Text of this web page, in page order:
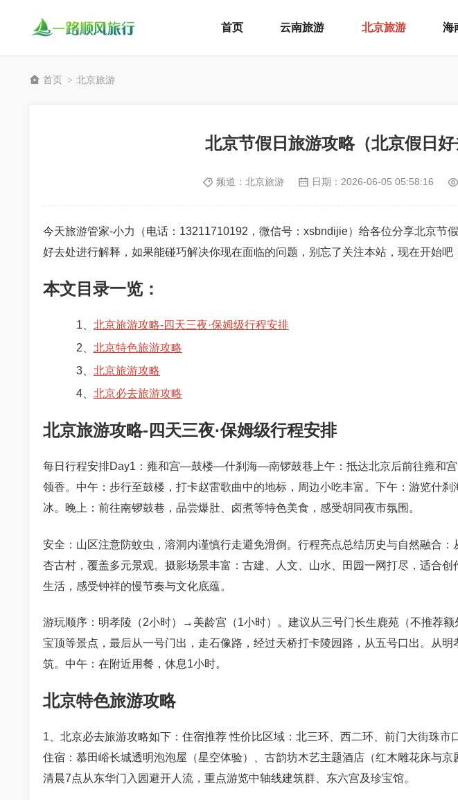
首页 云南旅游 北京旅游 海
首页 > 北京旅游
北京节假日旅游攻略（北京假日好
频道： 北京旅游 日期： 2026-06-05 05:58:16
今天旅游管家-小力（电话：13211710192，微信号：xsbndijie）给各位分享北京节
好去处进行解释，如果能碰巧解决你现在面临的问题，别忘了关注本站，现在开始吧
本文目录一览：
1、 北京旅游攻略-四天三夜·保姆级行程安排
2、 北京特色旅游攻略
3、 北京旅游攻略
4、 北京必去旅游攻略
北京旅游攻略-四天三夜·保姆级行程安排
每日行程安排Day1：雍和宫—鼓楼—什刹海—南锣鼓巷上午：抵达北京后前往雍和
领香。中午：步行至鼓楼，打卡赵雷歌曲中的地标，周边小吃丰富。下午：游览什
冰。晚上：前往南锣鼓巷，品尝爆肚、卤煮等特色美食，感受胡同夜市氛围。
安全：山区注意防蚊虫，溶洞内谨慎行走避免滑倒。行程亮点总结历史与自然融合
杏古村，覆盖多元景观。摄影场景丰富：古建、人文、山水、田园一网打尽，适合
生活，感受钟祥的慢节奏与文化底蕴。
游玩顺序：明孝陵（2小时）→美龄宫（1小时）。建议从三号门长生鹿苑（不推荐额
宝顶等景点，最后从一号门出，走石像路，经过天桥打卡陵园路，从五号口出。从
筑。中午：在附近用餐，休息1小时。
北京特色旅游攻略
1、北京必去旅游攻略如下：住宿推荐 性价比区域：北三环、西二环、前门大街珠
住宿：慕田峪长城透明泡泡屋（星空体验）、古韵坊木艺主题酒店（红木雕花床与
清晨7点从东华门入园避开人流，重点游览中轴线建筑群、东六宫及珍宝馆。